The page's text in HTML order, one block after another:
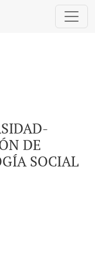
OPTIMIZACIÓN
DE
SOCIAL